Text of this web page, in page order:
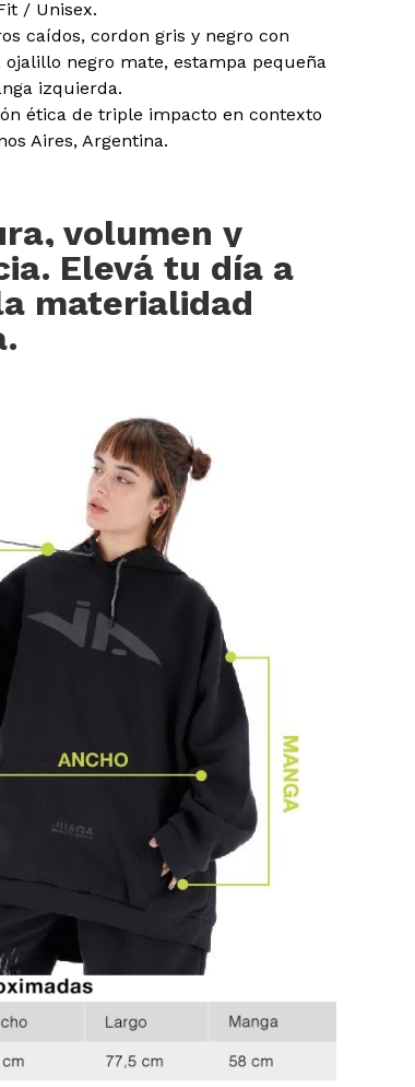
/ Unisex.
caídos, cordon gris y negro con
negro mate, estampa pequeña
izquierda.
ética de triple impacto en contexto
Aires, Argentina.
volumen y
Elevá tu día a
materialidad